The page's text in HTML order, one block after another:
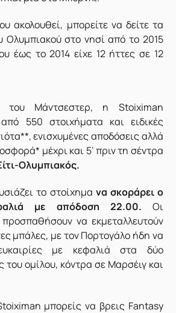
ακολουθεί, μπορείτε να δείτε τα
Ολυμπιακού στο νησί από το 2015
έως το 2014 είχε 12 ήττες σε 12
του Μάντσεστερ, η Stoiximan
550 στοιχήματα και ειδικές
ενισχυμένες αποδόσεις αλλά
μέχρι και 5’ πριν τη σέντρα
Ολυμπιακός.
το στοίχημα να σκοράρει ο
με απόδοση 22.00. Οι
να εκμεταλλευτούν
μπάλες, με τον Πορτογάλο ήδη να
με κεφαλιά στα δύο
ομίλου, κόντρα σε Μαρσέιγ και
μπορείς να βρεις Fantasy